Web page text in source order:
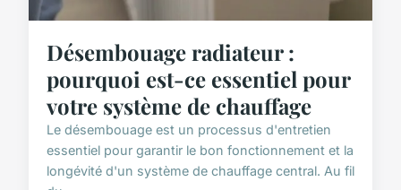
Désembouage radiateur :
pourquoi est-ce essentiel pour
votre système de chauffage
Le désembouage est un processus d'entretien
essentiel pour garantir le bon fonctionnement et la
longévité d'un système de chauffage central. Au fil